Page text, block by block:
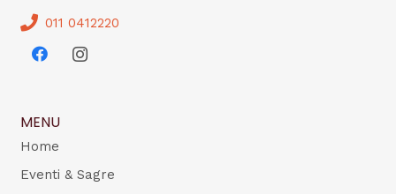
011 0412220
MENU
Home
Eventi & Sagre